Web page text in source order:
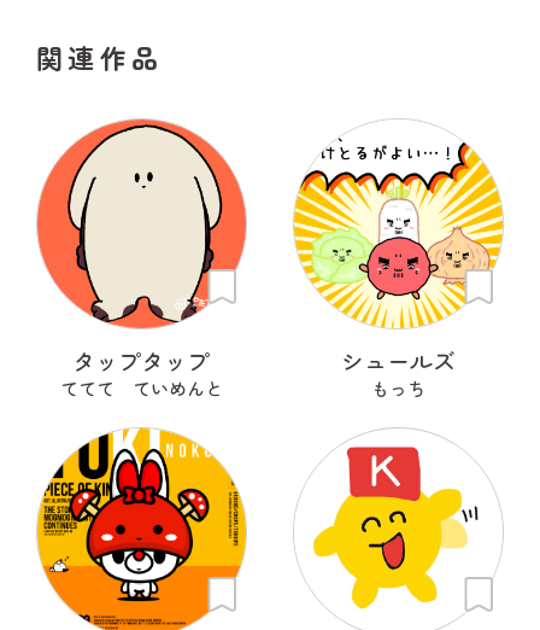
関連作品
タップタップ
ててて ていめんと
シュールズ
もっち